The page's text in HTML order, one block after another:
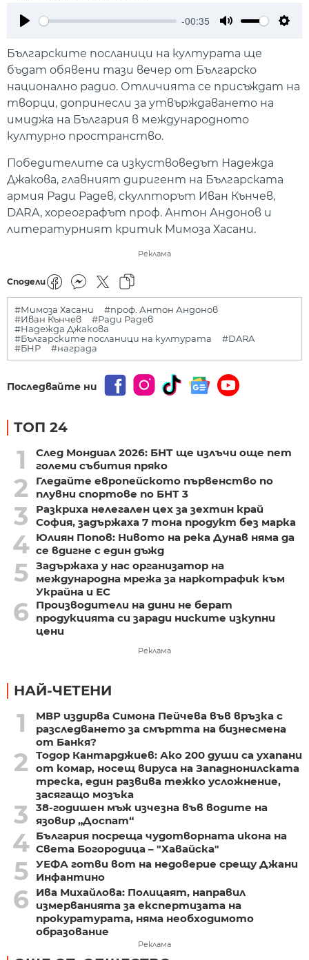
-00:35
Българските посланици на културата ще
бъдат обявени тази вечер от Българско
национално радио. Отличията се присъждат на
творци, допринесли за утвърждаването на
имиджа на България в международното
културно пространство.
Победителите са изкуствоведът Надежда
Джакова, главният диригент на Българската
армия Ради Радев, скулпторът Иван Кънчев,
DARA, хореографът проф. Антон Андонов и
литературният критик Мимоза Хасани.
Реклама
Сподели
#Мимоза Хасани
#проф. Антон Андонов
#Иван Кънчев
#Ради Радев
#Надежда Джакова
#Българските посланици на културата
#DARA
#БНР
#награда
Последвайте ни
ТОП 24
1
След Мондиал 2026: БНТ ще излъчи още пет
големи събития пряко
2
Гледайте европейското първенство по
плувни спортове по БНТ 3
3
Разкриха нелегален цех за зехтин край
София, задържаха 7 тона продукт без марка
4 Юлиян Попов: Нивото на река Дунав няма да
се вдигне с един дъжд
5 Задържаха у нас организатор на
международна мрежа за наркотрафик към
Украйна и ЕС
6
Производители на дини не берат
продукцията си заради ниските изкупни
цени
Реклама
НАЙ-ЧЕТЕНИ
1
МВР издирва Симона Пейчева във връзка с
разследването за смъртта на бизнесмена
от Банкя?
2
Тодор Кантарджиев: Ако 200 души са ухапани
от комар, носещ вируса на Западнонилската
треска, един развива тежко усложнение,
засягащо мозъка
3
38-годишен мъж изчезна във водите на
язовир „Доспат“
4 България посреща чудотворната икона на
Света Богородица – "Хавайска"
5 УЕФА готви вот на недоверие срещу Джани
Инфантино
6
Ива Михайлова: Полицаят, направил
измерванията за експертизата на
прокуратурата, няма необходимото
образование
Реклама